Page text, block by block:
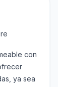
con
ya sea